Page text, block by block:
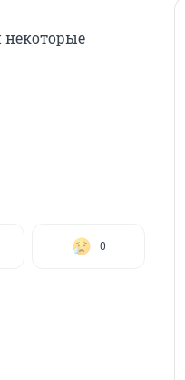
некоторые
0